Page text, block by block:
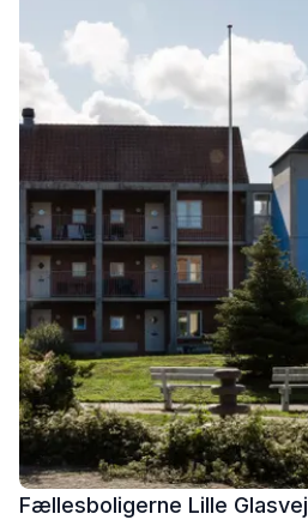
Fællesboligerne Lille Glasvej